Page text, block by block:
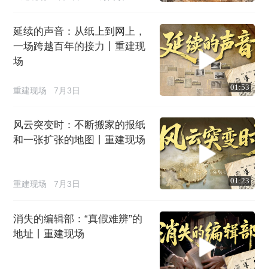
延续的声音：从纸上到网上，
一场跨越百年的接力丨重建现
场
重建现场 7月3日 01:53
风云突变时：不断搬家的报纸
和一张扩张的地图丨重建现场
重建现场 7月3日 01:23
消失的编辑部：“真假难辨”的
地址丨重建现场